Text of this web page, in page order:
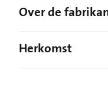
Over de
Herkomst